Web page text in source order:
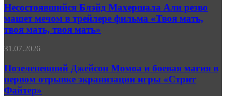
Санту
и
его
жену
Махершала
Али
резво
машет
в
фильма
«Твоя
мать,
Несостоявшийся Блэйд Махершала Али резво
машет мечом в трейлере фильма «Твоя мать,
твоя мать, твоя мать»
Позеленевший
Момоа
и
боевая
магия
31.07.2026
Позеленевший Джейсон Момоа и боевая магия в
первом отрывке экранизации игры «Стрит
Файтер»